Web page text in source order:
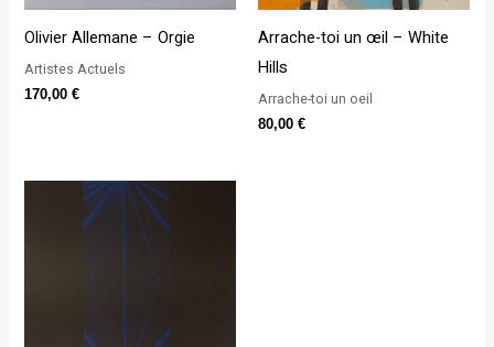
Olivier Allemane – Orgie
Artistes Actuels
170,00€
Arrache-toi un œil – White
Hills
Arrache-toi un oeil
80,00 €